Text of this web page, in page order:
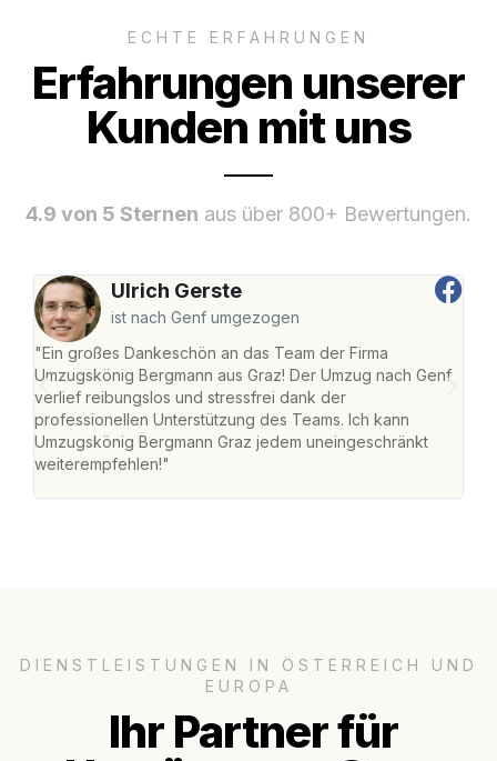
ECHTE ERFAHRUNGEN
Erfahrungen unserer
Kunden mit uns
4.9 von 5 Sternen aus über 800+ Bewertungen.
Ulrich Gerste
ist nach Genf umgezogen
"Ein großes Dankeschön an das Team der Firma
Umzugskönig Bergmann aus Graz! Der Umzug nach Genf
verlief reibungslos und stressfrei dank der
professionellen Unterstützung des Teams. Ich kann
Umzugskönig Bergmann Graz jedem uneingeschränkt
weiterempfehlen!"
DIENSTLEISTUNGEN IN ÖSTERREICH UND
EUROPA
Ihr Partner für